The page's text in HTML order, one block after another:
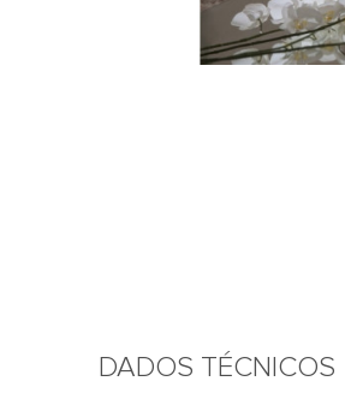
DADOS TÉCNICOS